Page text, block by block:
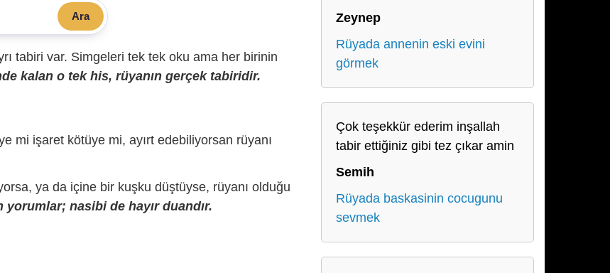
Ara
tabiri var. Simgeleri tek tek oku ama her birinin
kalan o tek his, rüyanın gerçek tabiridir.
mi işaret kötüye mi, ayırt edebiliyorsan rüyanı
ya da içine bir kuşku düştüyse, rüyanı olduğu
nasibi de hayır duandır.
Zeynep
Rüyada annenin eski evini
görmek
Çok teşekkür ederim inşallah
tabir ettiğiniz gibi tez çıkar amin
Semih
Rüyada baskasinin cocugunu
sevmek